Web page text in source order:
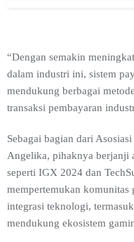
“Dengan semakin
dalam industri ini, sistem
mendukung berbagai
transaksi pembayaran
Sebagai bagian dari
Angelika, pihaknya berjanji
seperti IGX 2024 dan
mempertemukan komunitas
integrasi teknologi,
mendukung ekosistem